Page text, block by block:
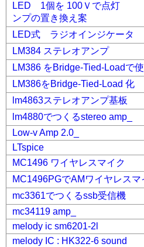
LED 1個を 100Ｖで点灯
ンプの置き換え案
LED式 ラジオインジケータ
LM384 ステレオアンプ
LM386 をBridge-Tied-Loadで使
LM386をBridge-Tied-Load 化
lm4863ステレオアンプ基板
lm4880でつくるstereo amp_
Low-v Amp 2.0_
LTspice
MC1496 ワイヤレスマイク
MC1496PGでAMワイヤレスマ
mc3361でつくるssb受信機
mc34119 amp_
melody ic sm6201-2l
melody IC : HK322-6 sound